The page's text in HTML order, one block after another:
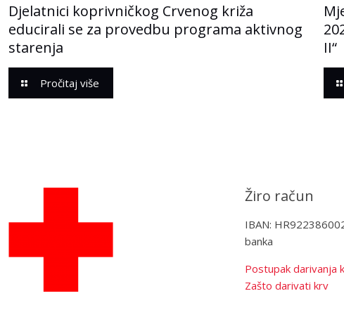
Djelatnici koprivničkog Crvenog križa
educirali se za provedbu programa aktivnog
starenja
Pročitaj više
II“
Žiro račun
IBAN:
banka
Postupak darivanja
Zašto darivati krv